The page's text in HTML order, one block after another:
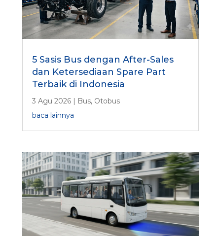
5 Sasis Bus dengan After-Sales
dan Ketersediaan Spare Part
Terbaik di Indonesia
3 Agu 2026| Bus, Otobus
baca lainnya